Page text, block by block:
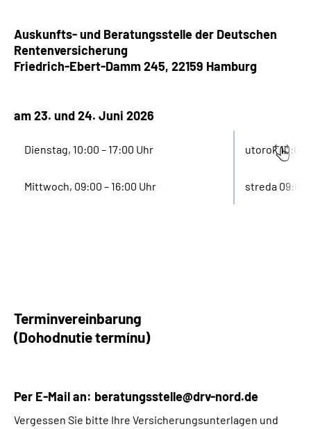
Auskunfts- und Beratungsstelle der Deutschen
Rentenversicherung
Friedrich-Ebert-Damm 245, 22159 Hamburg
am 23. und 24. Juni 2026
Dienstag, 10:00 – 17:00 Uhr utorok 10:00
Mittwoch, 09:00 – 16:00 Uhr streda 09:00
Terminvereinbarung
(Dohodnutie termínu)
Per E-Mail an: beratungsstelle@drv-nord.de
Vergessen Sie bitte Ihre Versicherungsunterlagen und